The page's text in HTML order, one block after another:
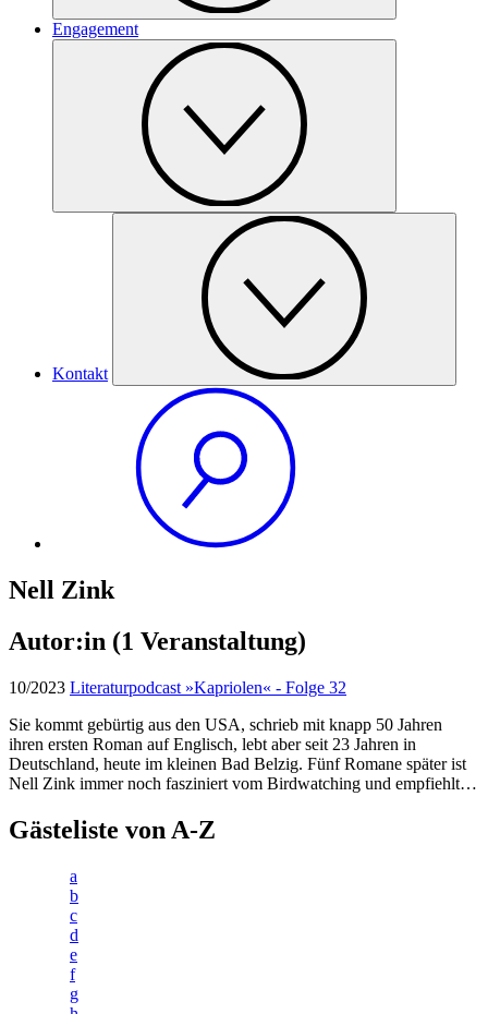
Engagement
Kontakt
Nell Zink
Autor:in (1 Veranstaltung)
10/2023 Literaturpodcast »Kapriolen« - Folge 32
Sie kommt gebürtig aus den USA, schrieb mit knapp 50 Jahren
ihren ersten Roman auf Englisch, lebt aber seit 23 Jahren in
Deutschland, heute im kleinen Bad Belzig. Fünf Romane später ist
Nell Zink immer noch fasziniert vom Birdwatching und empfiehlt…
Gästeliste von A-Z
a
b
c
d
e
f
g